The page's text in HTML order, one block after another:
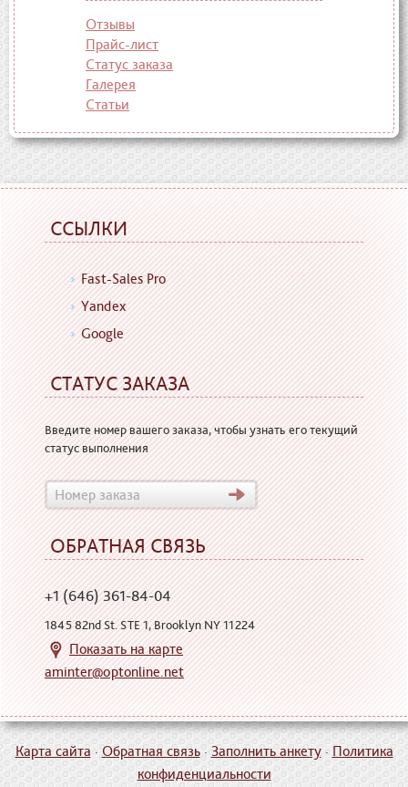
Отзывы
Прайс-лист
Статус заказа
Галерея
Статьи
ССЫЛКИ
Fast-Sales Pro
Yandex
Google
СТАТУС ЗАКАЗА
Введите номер вашего заказа, чтобы узнать его текущий
статус выполнения
ОБРАТНАЯ СВЯЗЬ
+1 (646) 361-84-04
1845 82nd St. STE 1, Brooklyn NY 11224
Показать на карте
aminter@optonline.net
Карта сайта ·Обратная связь·Заполнить анкету·Политика
конфиденциальности